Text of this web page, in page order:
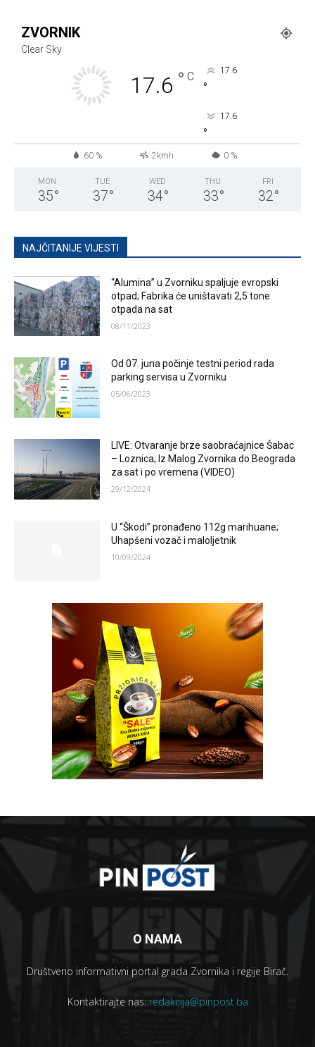
ZVORNIK
Clear Sky
17.6 ° C 17.6
°
17.6
°
60 % 2kmh 0 %
MON
35°
TUE
37°
WED
34°
THU
33°
FRI
32°
NAJČITANIJE VIJESTI
“Alumina” u Zvorniku spaljuje evropski
otpad; Fabrika će uništavati 2,5 tone
otpada na sat
08/11/2023
Od 07. juna počinje testni period rada
parking servisa u Zvorniku
05/06/2023
LIVE: Otvaranje brze saobraćajnice Šabac
– Loznica; Iz Malog Zvornika do Beograda
za sat i po vremena (VIDEO)
29/12/2024
U “Škodi” pronađeno 112g marihuane;
Uhapšeni vozač i maloljetnik
10/09/2024
O NAMA
Društveno informativni portal grada Zvornika i regije Birač.
Kontaktirajte nas: redakcija@pinpost.ba